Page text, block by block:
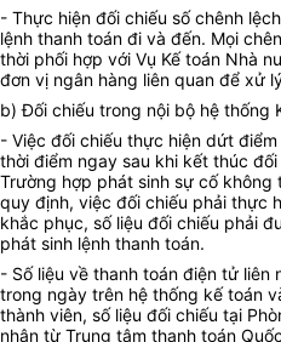
- Thực hiện đối chiếu số chênh
lệnh thanh toán đi và đến. Mọi
thời phối hợp với Vụ Kế toán Nhà
đơn vị ngân hàng liên quan để xử
b) Đối chiếu trong nội bộ hệ thống
- Việc đối chiếu thực hiện dứt
thời điểm ngay sau khi kết thúc
Trường hợp phát sinh sự cố
quy định, việc đối chiếu phải thực
khắc phục, số liệu đối chiếu phải
phát sinh lệnh thanh toán.
- Số liệu về thanh toán điện tử liên
trong ngày trên hệ thống kế toán
thành viên, số liệu đối chiếu tại
nhận từ Trung tâm thanh toán